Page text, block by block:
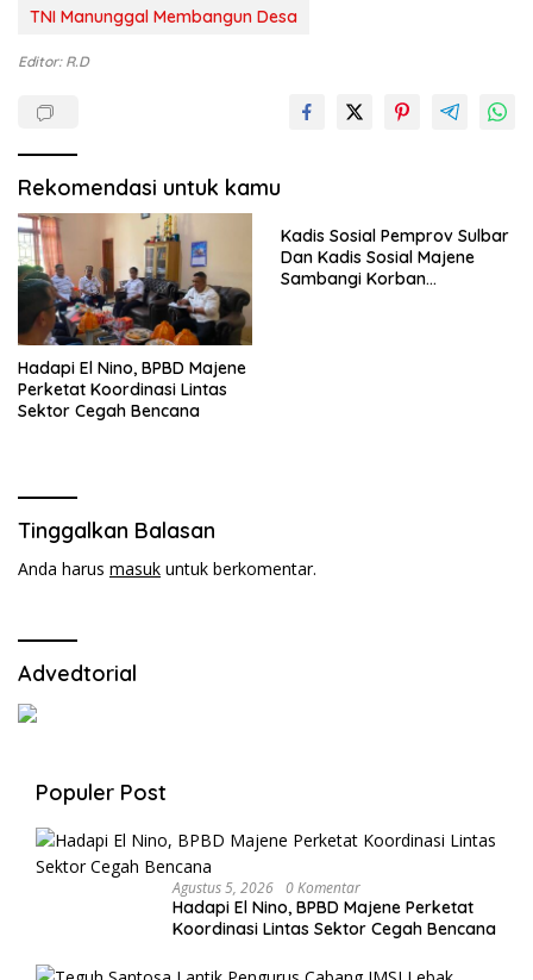
TNI Manunggal Membangun Desa
Editor: R.D
Rekomendasi untuk kamu
Hadapi El Nino, BPBD Majene
Perketat Koordinasi Lintas
Sektor Cegah Bencana
Kadis Sosial Pemprov Sulbar
Dan Kadis Sosial Majene
Sambangi Korban
Tinggalkan Balasan
Anda harus masuk untuk berkomentar.
Advedtorial
Populer Post
Agustus 5, 2026 0 Komentar
Hadapi El Nino, BPBD Majene Perketat
Koordinasi Lintas Sektor Cegah Bencana